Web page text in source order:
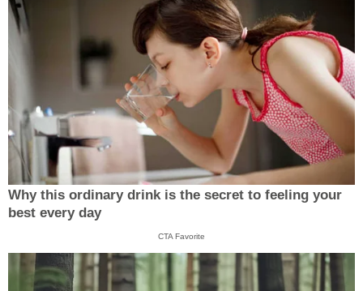
Why this ordinary drink is the secret to feeling your
best every day
CTA Favorite